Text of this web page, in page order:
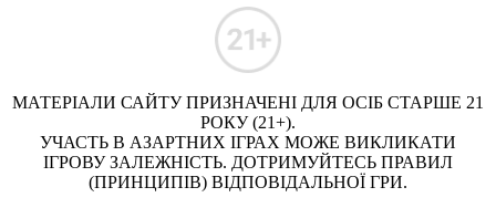
МАТЕРІАЛИ САЙТУ ПРИЗНАЧЕНІ ДЛЯ ОСІБ СТАРШЕ 21
РОКУ (21+).
УЧАСТЬ В АЗАРТНИХ ІГРАХ МОЖЕ ВИКЛИКАТИ
ІГРОВУ ЗАЛЕЖНІСТЬ. ДОТРИМУЙТЕСЬ ПРАВИЛ
(ПРИНЦИПІВ) ВІДПОВІДАЛЬНОЇ ГРИ.